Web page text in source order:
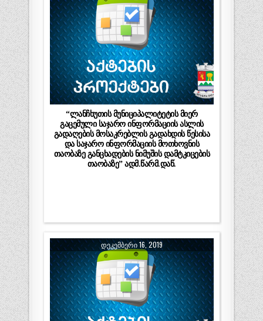
“ლანჩხუთის მუნიციპალიტეტის მიერ
გაცემული საჯარო ინფორმაციის ასლის
გადაღების მოსაკრებლის გადახდის წესისა
და საჯარო ინფორმაციის მოთხოვნის
თაობაზე განცხადების ნიმუშის დამტკიცების
თაობაზე” ადმ.წარმ.დაწ.
ᲓᲔᲙᲔᲛᲑᲔᲠᲘ 16, 2019